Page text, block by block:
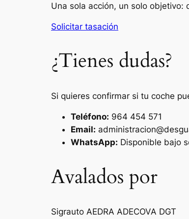
Una sola acción, un solo
Solicitar tasación
¿Tienes dudas?
Si quieres confirmar si tu coche
Teléfono: 964 454 571
Email:
WhatsApp: Disponible bajo
Avalados por
Sigrauto AEDRA ADECOVA DGT